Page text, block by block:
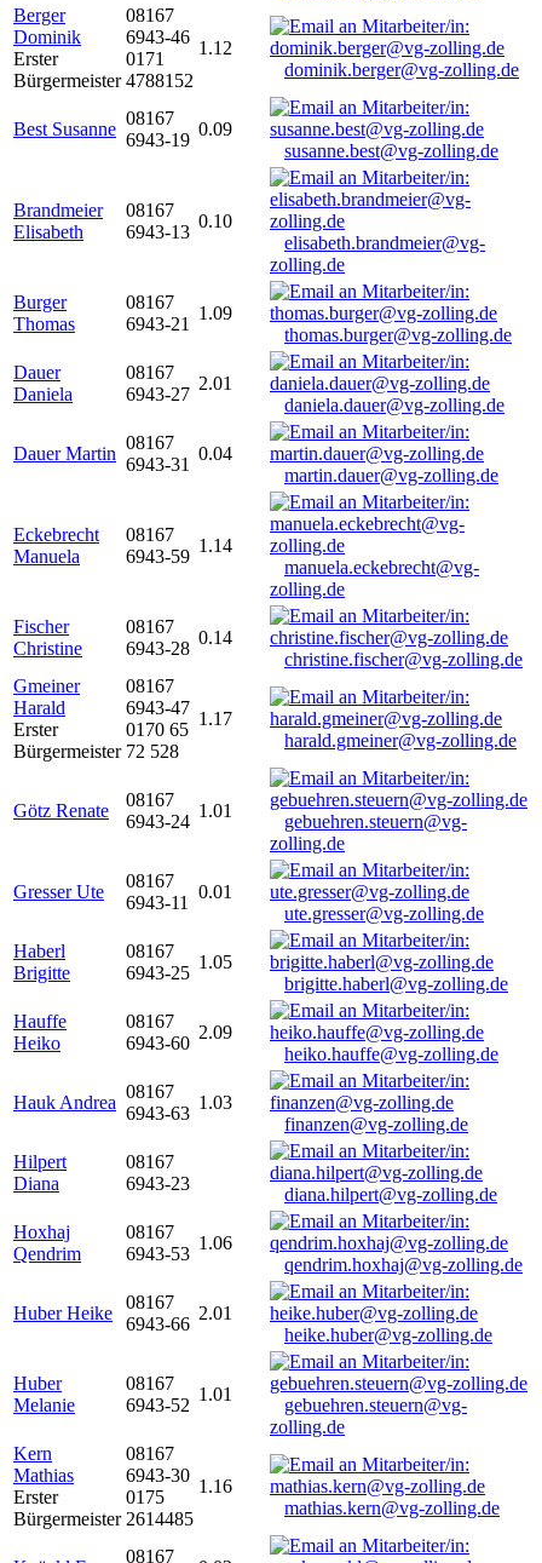
Berger
Dominik
Erster
Bürgermeister
08167
6943-46
0171
4788152
1.12
dominik.berger@vg-zolling.de
Best Susanne
08167
6943-19
0.09
susanne.best@vg-zolling.de
Brandmeier
Elisabeth
08167
6943-13
0.10
elisabeth.brandmeier@vg-
zolling.de
Burger
Thomas
08167
6943-21
1.09
thomas.burger@vg-zolling.de
Dauer
Daniela
08167
6943-27
2.01
daniela.dauer@vg-zolling.de
Dauer Martin
08167
6943-31
0.04
martin.dauer@vg-zolling.de
Eckebrecht
Manuela
08167
6943-59
1.14
manuela.eckebrecht@vg-
zolling.de
Fischer
Christine
08167
6943-28
0.14
christine.fischer@vg-zolling.de
Gmeiner
Harald
Erster
Bürgermeister
08167
6943-47
0170 65
72 528
1.17
harald.gmeiner@vg-zolling.de
Götz Renate
08167
6943-24
1.01
gebuehren.steuern@vg-
zolling.de
Gresser Ute
08167
6943-11
0.01
ute.gresser@vg-zolling.de
Haberl
Brigitte
08167
6943-25
1.05
brigitte.haberl@vg-zolling.de
Hauffe
Heiko
08167
6943-60
2.09
heiko.hauffe@vg-zolling.de
Hauk Andrea
08167
6943-63
1.03
finanzen@vg-zolling.de
Hilpert
Diana
08167
6943-23
diana.hilpert@vg-zolling.de
Hoxhaj
Qendrim
08167
6943-53
1.06
qendrim.hoxhaj@vg-zolling.de
Huber Heike
08167
6943-66
2.01
heike.huber@vg-zolling.de
Huber
Melanie
08167
6943-52
1.01
gebuehren.steuern@vg-
zolling.de
Kern
Mathias
Erster
Bürgermeister
08167
6943-30
0175
2614485
1.16
mathias.kern@vg-zolling.de
08167